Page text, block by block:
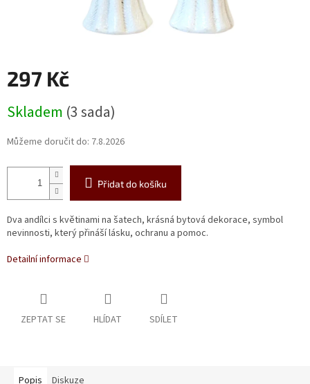
297 Kč
cena:
Skladem (3 sada)
Můžeme doručit do: 7.8.2026
Přidat do košíku
Dva andílci s květinami na šatech, krásná bytová dekorace, symbol
nevinnosti, který přináší lásku, ochranu a pomoc.
Detailní informace
ZEPTAT SE HLÍDAT SDÍLET
Popis Diskuze